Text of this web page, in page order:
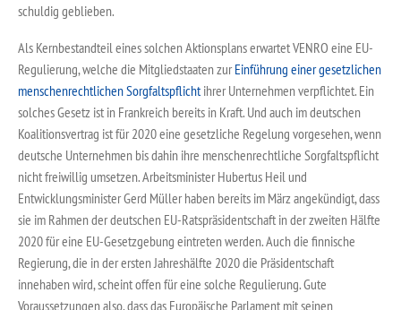
schuldig geblieben.
Als Kernbestandteil eines solchen Aktionsplans erwartet VENRO eine EU-
Regulierung, welche die Mitgliedstaaten zurEinführung einer gesetzlichen
menschenrechtlichen Sorgfaltspflicht ihrer Unternehmen verpflichtet. Ein
solches Gesetz ist in Frankreich bereits in Kraft. Und auch im deutschen
Koalitionsvertrag ist für 2020 eine gesetzliche Regelung vorgesehen, wenn
deutsche Unternehmen bis dahin ihre menschenrechtliche Sorgfaltspflicht
nicht freiwillig umsetzen. Arbeitsminister Hubertus Heil und
Entwicklungsminister Gerd Müller haben bereits im März angekündigt, dass
sie im Rahmen der deutschen EU-Ratspräsidentschaft in der zweiten Hälfte
2020 für eine EU-Gesetzgebung eintreten werden. Auch die finnische
Regierung, die in der ersten Jahreshälfte 2020 die Präsidentschaft
innehaben wird, scheint offen für eine solche Regulierung. Gute
Voraussetzungen also, dass das Europäische Parlament mit seinen